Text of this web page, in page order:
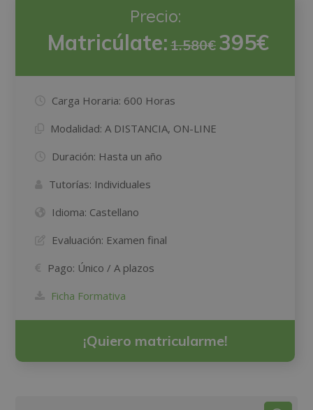
Precio:
Matricúlate:1.580€ 395€
Carga Horaria: 600 Horas
Modalidad: A DISTANCIA, ON-LINE
Duración: Hasta un año
Tutorías: Individuales
Idioma: Castellano
Evaluación: Examen final
Pago: Único / A plazos
Ficha Formativa
¡Quiero matricularme!